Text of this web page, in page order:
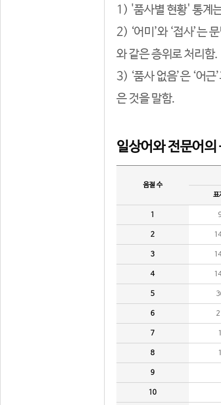
1) '품사별 현황' 통계
2) ‘어미’와 ‘접사’는
와 같은 층위로 처리함.
3) ‘품사 없음’은 ‘어
은 것을 말함.
일상어와 전문어의
음절 수
표
1
2
3
4
5
6
7
8
9
10